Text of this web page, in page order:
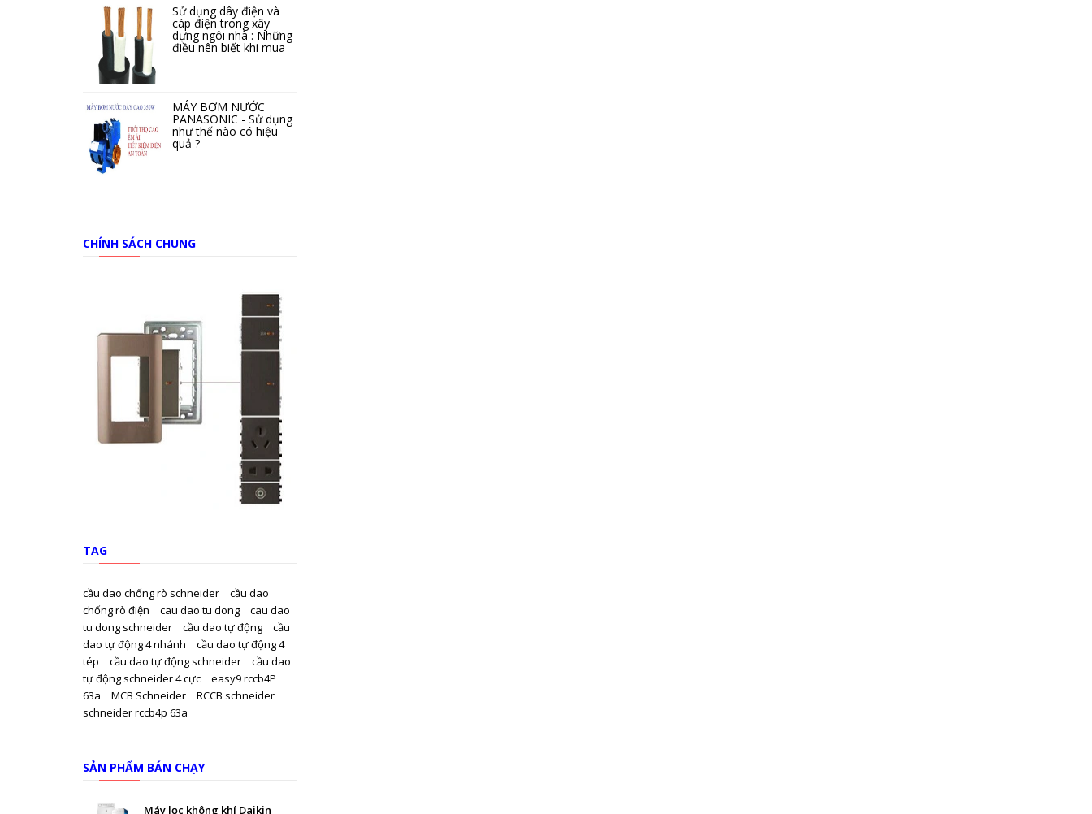
Sử dụng dây điện và
cáp điện trong xây
dựng ngôi nhà : Những
điều nên biết khi mua
MÁY BƠM NƯỚC
PANASONIC - Sử dụng
như thế nào có hiệu
quả ?
CHÍNH SÁCH CHUNG
TAG
cầu dao chống rò schneider
cầu dao
chống rò điện
cau dao tu dong
cau dao
tu dong schneider
cầu dao tự động
cầu
dao tự động 4 nhánh
cầu dao tự động 4
tép
cầu dao tự động schneider
cầu dao
tự động schneider 4 cực
easy9 rccb4P
63a
MCB Schneider
RCCB schneider
schneider rccb4p 63a
SẢN PHẨM BÁN CHẠY
Máy lọc không khí Daikin